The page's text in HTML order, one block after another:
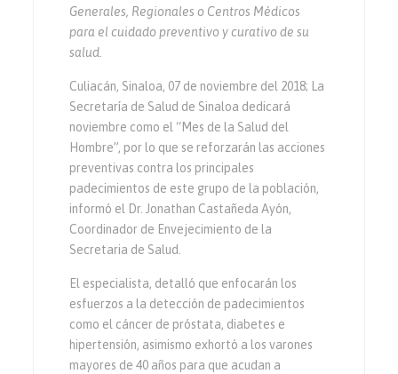
Generales, Regionales o Centros Médicos
para el cuidado preventivo y curativo de su
salud.
Culiacán, Sinaloa, 07 de noviembre del 2018; La
Secretaría de Salud de Sinaloa dedicará
noviembre como el “Mes de la Salud del
Hombre”, por lo que se reforzarán las acciones
preventivas contra los principales
padecimientos de este grupo de la población,
informó el Dr. Jonathan Castañeda Ayón,
Coordinador de Envejecimiento de la
Secretaria de Salud.
El especialista, detalló que enfocarán los
esfuerzos a la detección de padecimientos
como el cáncer de próstata, diabetes e
hipertensión, asimismo exhortó a los varones
mayores de 40 años para que acudan a